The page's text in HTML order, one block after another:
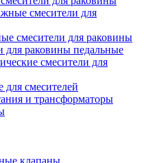
смесители для
смесители для раковины
для раковины педальные
смесители для
смесителей
и трансформаторы
клапаны